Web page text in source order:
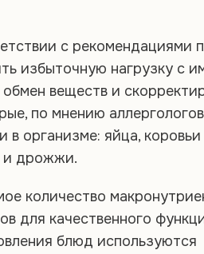
с рекомендациями
избыточную нагрузку с
веществ и
по мнению
в организме: яйца,
и дрожжи.
количество
для качественного
блюд используются